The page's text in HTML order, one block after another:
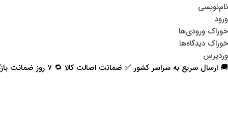
نام‌نویسی
ورود
خوراک ورودی‌ها
خوراک دیدگاه‌ها
وردپرس
🚚 ارسال سریع به سراسر کشور ✅ ضمانت اصالت کالا 🔁 ۷ روز ضمانت بازگشت 📞 پشتیبانی واقعی